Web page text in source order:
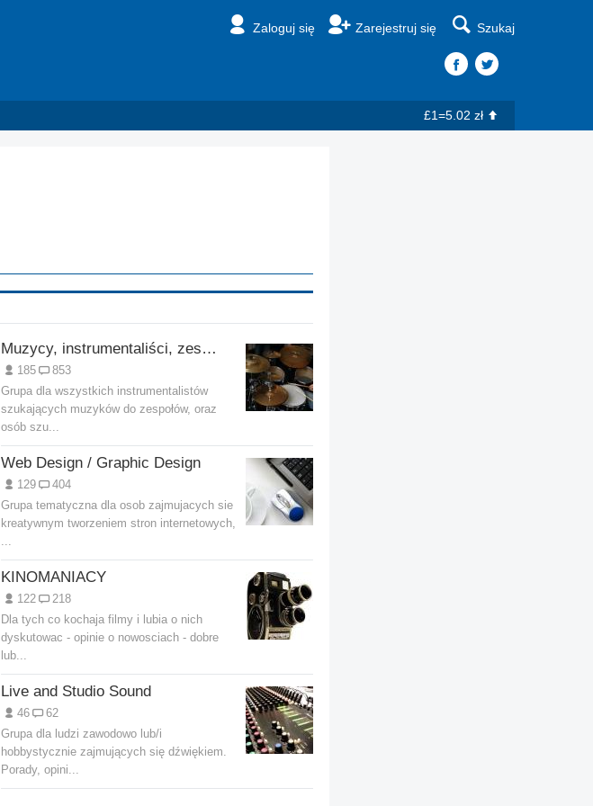
Zaloguj się Zarejestruj się Szukaj
£1=5.02 zł
Muzycy, instrumentaliści, zespoły muzyczne
185
853
Grupa dla wszystkich instrumentalistów
szukających muzyków do zespołów, oraz
osób szu...
Web Design / Graphic Design
129
404
Grupa tematyczna dla osob zajmujacych sie
kreatywnym tworzeniem stron internetowych,
...
KINOMANIACY
122
218
Dla tych co kochaja filmy i lubia o nich
dyskutowac - opinie o nowosciach - dobre
lub...
Live and Studio Sound
46
62
Grupa dla ludzi zawodowo lub/i
hobbystycznie zajmujących się dźwiękiem.
Porady, opini...